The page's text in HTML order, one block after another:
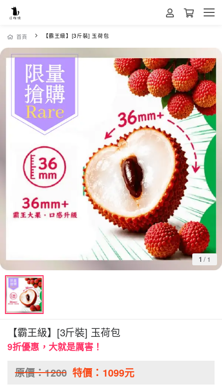
首頁 【霸王級】[3斤裝] 玉荷包
1 / 1
【霸王級】[3斤裝] 玉荷包
9折優惠，大就是厲害！
原價：1200 特價： 1099元